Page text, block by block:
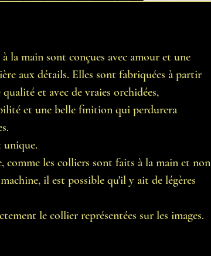
la main sont conçues avec amour et une
aux détails. Elles sont fabriquées à partir
et avec de vraies orchidées,
et une belle finition qui perdurera
unique.
comme les colliers sont faits à la main et non
il est possible qu'il y ait de légères
le collier représentées sur les images.